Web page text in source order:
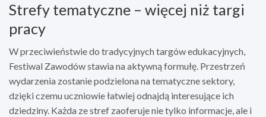
Strefy tematyczne – więcej niż targi
pracy
W przeciwieństwie do tradycyjnych targów edukacyjnych,
Festiwal Zawodów stawia na aktywną formułę. Przestrzeń
wydarzenia zostanie podzielona na tematyczne sektory,
dzięki czemu uczniowie łatwiej odnajdą interesujące ich
dziedziny. Każda ze stref zaoferuje nie tylko informacje, ale i